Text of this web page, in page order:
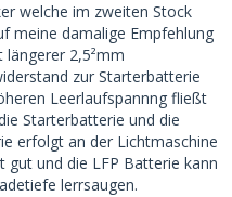
welche im zweiten Stock
meine damalige Empfehlung
2,5²mm
zur Starterbatterie
Leerlaufspannng fließt
Starterbatterie und die
erfolgt an der Lichtmaschine
und die LFP Batterie kann
lerrsaugen.